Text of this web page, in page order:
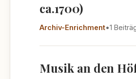
ca.1700)
Archiv-Enrichment•1
Musik an den